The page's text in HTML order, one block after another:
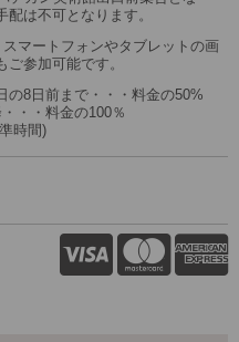
配は不可となります。
マートフォンやタブレットの画
参加可能です。
の8日前まで・・・料金の50%
・・料金の100％
時間)